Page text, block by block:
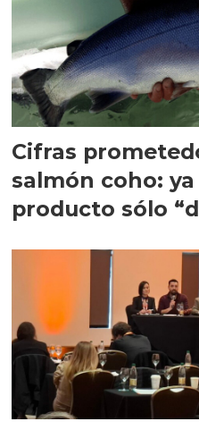
Cifras
salmón coho:
producto sólo